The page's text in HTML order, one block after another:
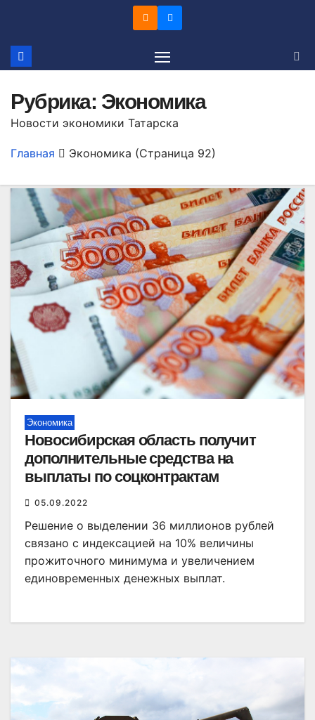
содержимому
Рубрика: Экономика
Новости экономики Татарска
Главная Экономика (Страница 92)
Экономика
Новосибирская область получит
дополнительные средства на
выплаты по соцконтрактам
05.09.2022
Решение о выделении 36 миллионов рублей
связано с индексацией на 10% величины
прожиточного минимума и увеличением
единовременных денежных выплат.